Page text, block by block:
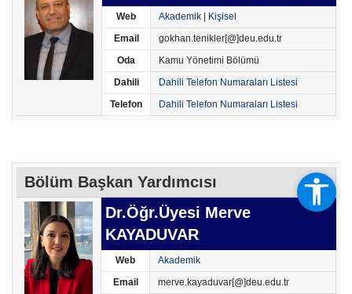
Web Akademik
Kişisel
Email
gokhan.tenikler[@]deu.edu.tr
Oda
Kamu Yönetimi Bölümü
Dahili
Dahili Telefon Numaraları Listesi
Telefon
Dahili Telefon Numaraları Listesi
Bölüm Başkan Yardımcısı
Dr.Öğr.Üyesi Merve
KAYADUVAR
Web
Akademik
Email
merve.kayaduvar[@]deu.edu.tr